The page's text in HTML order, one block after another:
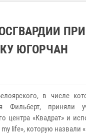
ЮГОРЧАН
в числе
Фильберт, приняли
центра «Квадрат» и
my life», которую назвали